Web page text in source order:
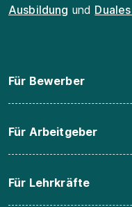
Ausbildung und
Für Bewerber
Für Arbeitgeber
Für Lehrkräfte